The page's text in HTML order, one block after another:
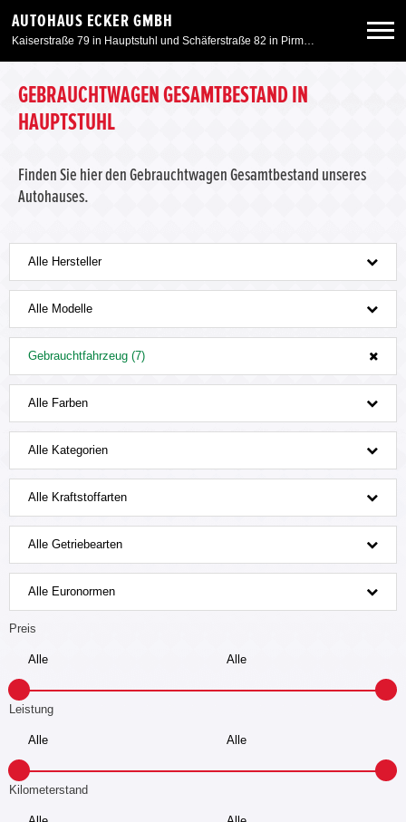
AUTOHAUS ECKER GMBH
Kaiserstraße 79 in Hauptstuhl und Schäferstraße 82 in Pirmasens
Neuwagen
Angebote
Service & Zubehör
Unser Autohaus
Motorrad
GEBRAUCHTWAGEN GESAMTBESTAND IN
HAUPTSTUHL
Finden Sie hier den Gebrauchtwagen Gesamtbestand unseres
Autohauses.
Alle Hersteller
Alle Modelle
Gebrauchtfahrzeug (7)
Alle Farben
Alle Kategorien
Alle Kraftstoffarten
Alle Getriebearten
Alle Euronormen
Preis
Leistung
Kilometerstand